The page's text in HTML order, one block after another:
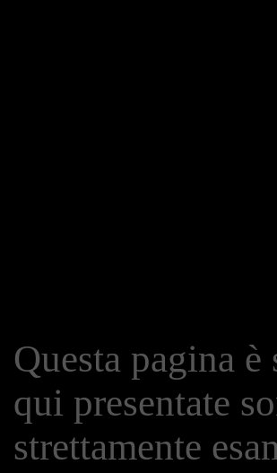
Questa pagina
qui presentate
strettamente